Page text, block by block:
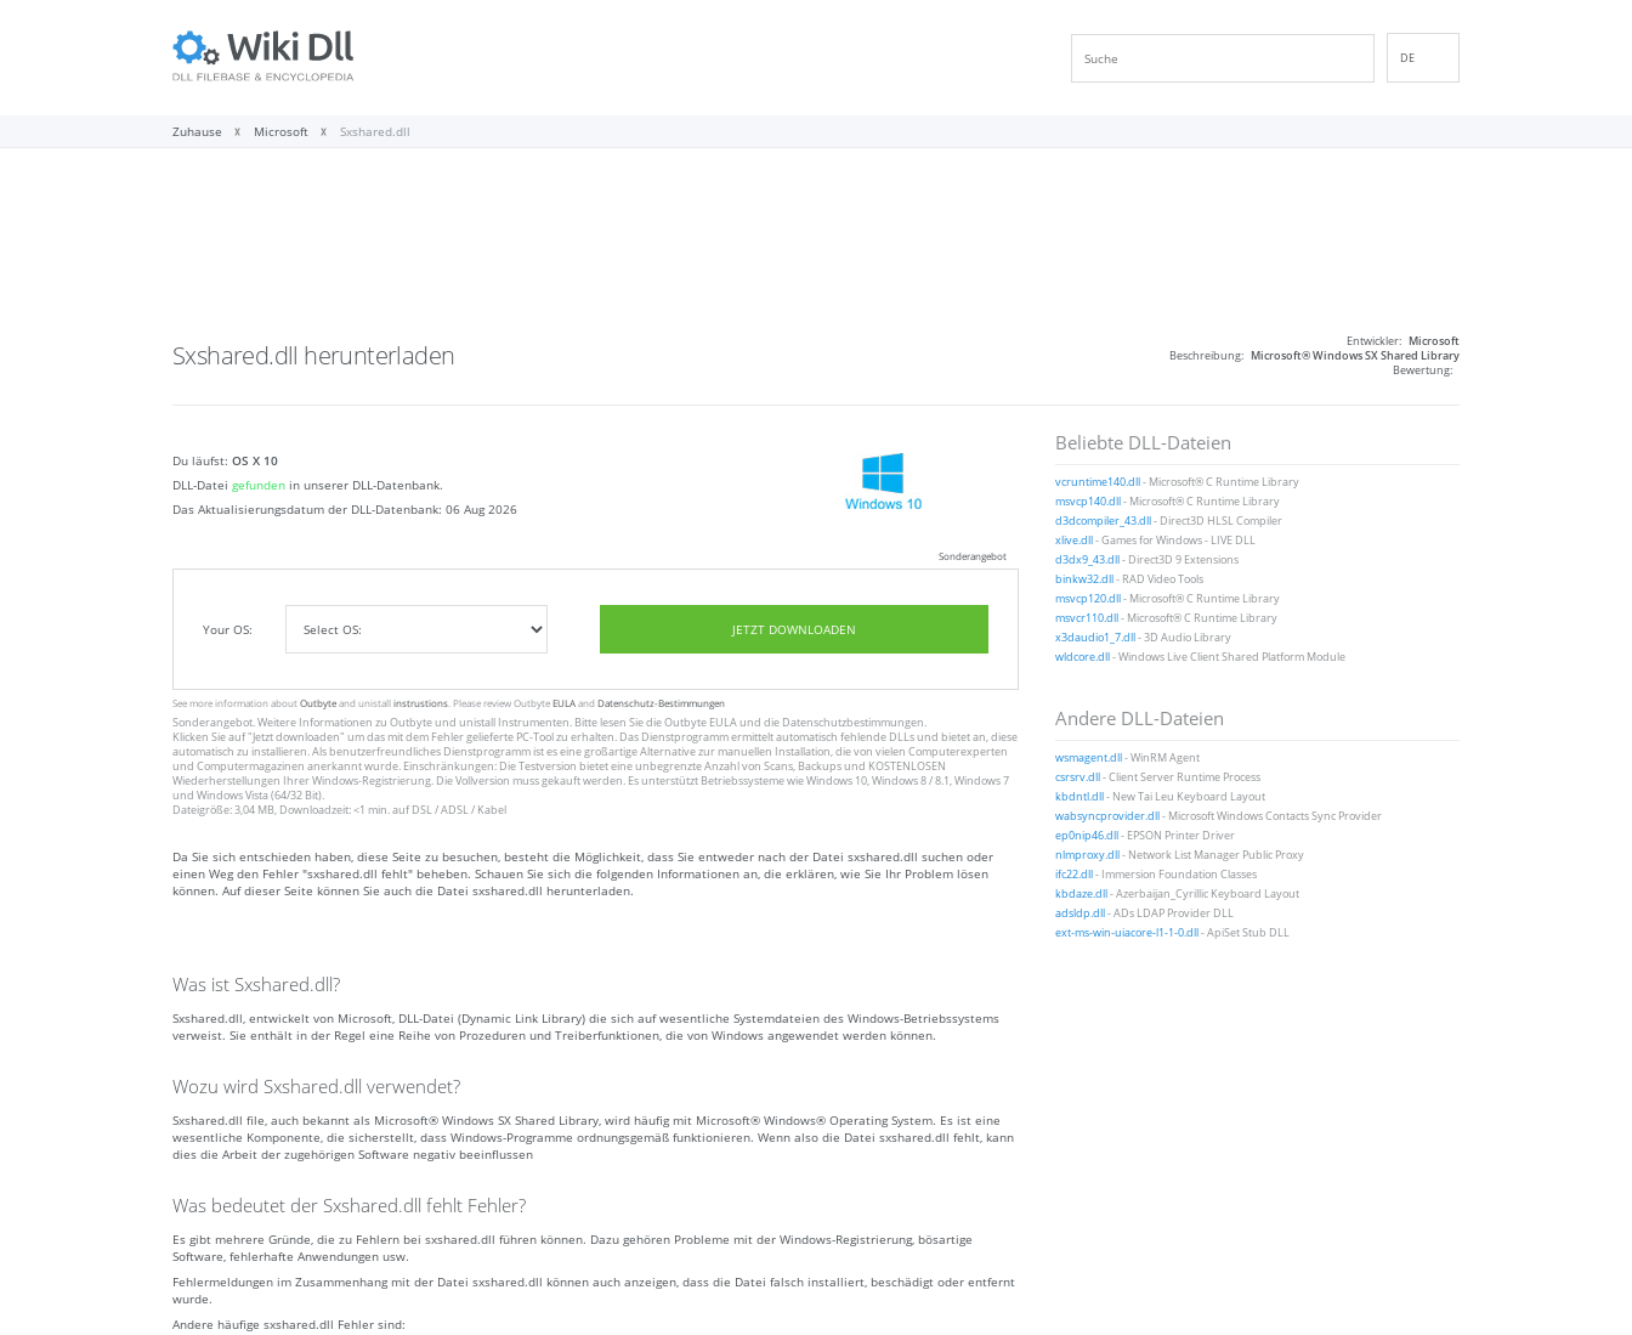
DE
NN
Zuhause Microsoft Sxshared.dll
Sxshared.dll herunterladen Entwickler: Microsoft
Beschreibung: Microsoft® Windows SX Shared Library
Bewertung:
Du läufst: OS X 10
DLL-Datei gefunden in unserer DLL-Datenbank.
Das Aktualisierungsdatum der DLL-Datenbank: 06 Aug 2026
Sonderangebot
Your OS: JETZT DOWNLOADEN
See more information about Outbyteand unistallinstrustions . Please review OutbyteEULAandDatenschutz-Bestimmungen
Sonderangebot. Weitere Informationen zu Outbyteund unistall Instrumenten. Bitte lesen Sie die Outbyte EULAund die Datenschutzbestimmungen.
Klicken Sie auf"Jetzt downloaden" um das mit dem Fehler gelieferte PC-Tool zu erhalten. Das Dienstprogramm ermittelt automatisch fehlende DLLs und bietet an, diese
automatisch zu installieren. Als benutzerfreundliches Dienstprogramm ist es eine großartige Alternative zur manuellen Installation, die von vielen Computerexperten
und Computermagazinen anerkannt wurde. Einschränkungen: Die Testversion bietet eine unbegrenzte Anzahl von Scans, Backups und KOSTENLOSEN
Wiederherstellungen Ihrer Windows-Registrierung. Die Vollversion muss gekauft werden. Es unterstützt Betriebssysteme wie Windows 10, Windows 8 / 8.1, Windows 7
und Windows Vista (64/32 Bit).
Dateigröße: 3,04 MB, Downloadzeit: <1 min. auf DSL / ADSL / Kabel
Da Sie sich entschieden haben, diese Seite zu besuchen, besteht die Möglichkeit, dass Sie entweder nach der Datei sxshared.dll suchen oder
einen Weg den Fehler "sxshared.dll fehlt" beheben. Schauen Sie sich die folgenden Informationen an, die erklären, wie Sie Ihr Problem lösen
können. Auf dieser Seite können Sie auch die Datei sxshared.dll herunterladen.
Was ist Sxshared.dll?
Sxshared.dll, entwickelt von Microsoft, DLL-Datei (Dynamic Link Library) die sich auf wesentliche Systemdateien des Windows-Betriebssystems
verweist. Sie enthält in der Regel eine Reihe von Prozeduren und Treiberfunktionen, die von Windows angewendet werden können.
Wozu wird Sxshared.dll verwendet?
Sxshared.dll file, auch bekannt als Microsoft® Windows SX Shared Library, wird häufig mit Microsoft® Windows® Operating System. Es ist eine
wesentliche Komponente, die sicherstellt, dass Windows-Programme ordnungsgemäß funktionieren. Wenn also die Datei sxshared.dll fehlt, kann
dies die Arbeit der zugehörigen Software negativ beeinflussen
Was bedeutet der Sxshared.dll fehlt Fehler?
Es gibt mehrere Gründe, die zu Fehlern bei sxshared.dll führen können. Dazu gehören Probleme mit der Windows-Registrierung, bösartige
Software, fehlerhafte Anwendungen usw.
Fehlermeldungen im Zusammenhang mit der Datei sxshared.dll können auch anzeigen, dass die Datei falsch installiert, beschädigt oder entfernt
wurde.
Andere häufige sxshared.dll Fehler sind:
Beliebte DLL-Dateien
vcruntime140.dll- Microsoft® C Runtime Library
msvcp140.dll- Microsoft® C Runtime Library
d3dcompiler_43.dll- Direct3D HLSL Compiler
xlive.dll- Games for Windows - LIVE DLL
d3dx9_43.dll- Direct3D 9 Extensions
binkw32.dll- RAD Video Tools
msvcp120.dll- Microsoft® C Runtime Library
msvcr110.dll- Microsoft® C Runtime Library
x3daudio1_7.dll- 3D Audio Library
wldcore.dll- Windows Live Client Shared Platform Module
Andere DLL-Dateien
wsmagent.dll- WinRM Agent
csrsrv.dll- Client Server Runtime Process
kbdntl.dll- New Tai Leu Keyboard Layout
wabsyncprovider.dll- Microsoft Windows Contacts Sync Provider
ep0nip46.dll- EPSON Printer Driver
nlmproxy.dll- Network List Manager Public Proxy
ifc22.dll- Immersion Foundation Classes
kbdaze.dll- Azerbaijan_Cyrillic Keyboard Layout
adsldp.dll- ADs LDAP Provider DLL
ext-ms-win-uiacore-l1-1-0.dll- ApiSet Stub DLL